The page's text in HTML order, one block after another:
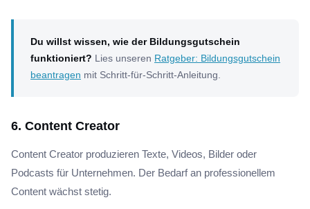
Du willst wissen, wie der Bildungsgutschein
funktioniert? Lies unseren Ratgeber: Bildungsgutschein
beantragen mit Schritt-für-Schritt-Anleitung.
6. Content Creator
Content Creator produzieren Texte, Videos, Bilder oder
Podcasts für Unternehmen. Der Bedarf an professionellem
Content wächst stetig.